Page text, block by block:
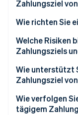
Jetzt
Zahlungsziel
Wie richten Sie
Fristangaben
So weit wie
Frühzeitig
Welche Risiken
Zahlungsziels
Zeitpunkt des
Risiko von
Erhöhung des
Wie unterstützt
Zahlungsziel
Wie verfolgen
tägigem